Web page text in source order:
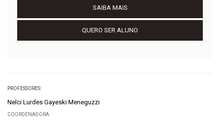
SAIBA MAIS
QUERO SER ALUNO
PROFESSORES:
Nelci Lurdes Gayeski Meneguzzi
COORDENADORA